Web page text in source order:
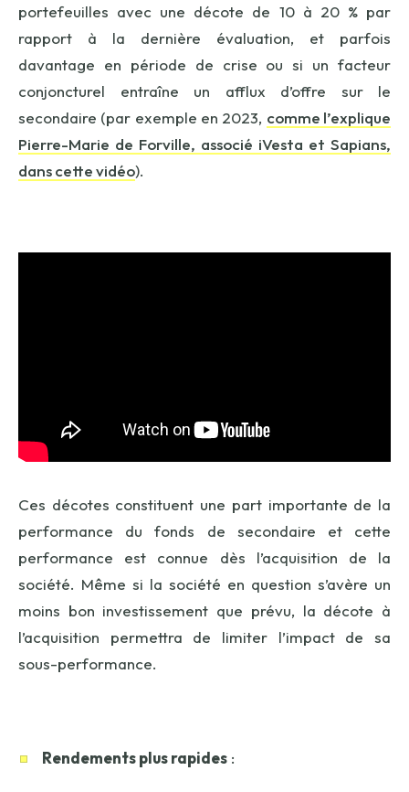
portefeuilles avec une décote de 10 à 20 % par
rapport à la dernière évaluation, et parfois
davantage en période de crise ou si un facteur
conjoncturel entraîne un afflux d’offre sur le
secondaire (par exemple en 2023, comme l’explique
Pierre-Marie de Forville, associé iVesta et Sapians,
dans cette vidéo).
Ces décotes constituent une part importante de la
performance du fonds de secondaire et cette
performance est connue dès l’acquisition de la
société. Même si la société en question s’avère un
moins bon investissement que prévu, la décote à
l’acquisition permettra de limiter l’impact de sa
sous-performance.
Rendements plus rapides :